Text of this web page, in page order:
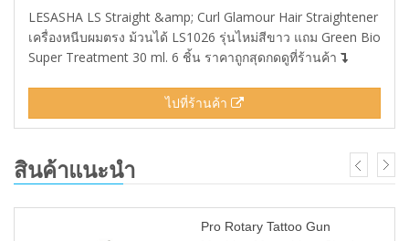
LESASHA LS Straight &amp; Curl Glamour Hair Straightener
เครื่องหนีบผมตรง ม้วนได้ LS1026​ รุ่นไหม่สีขาว แถม Green Bio
Super Treatment 30 ml. 6 ชิ้น ราคาถูกสุดกดดูที่ร้านค้า
ไปที่ร้านค้า
สินค้าแนะนำ
Pro Rotary Tattoo Gun